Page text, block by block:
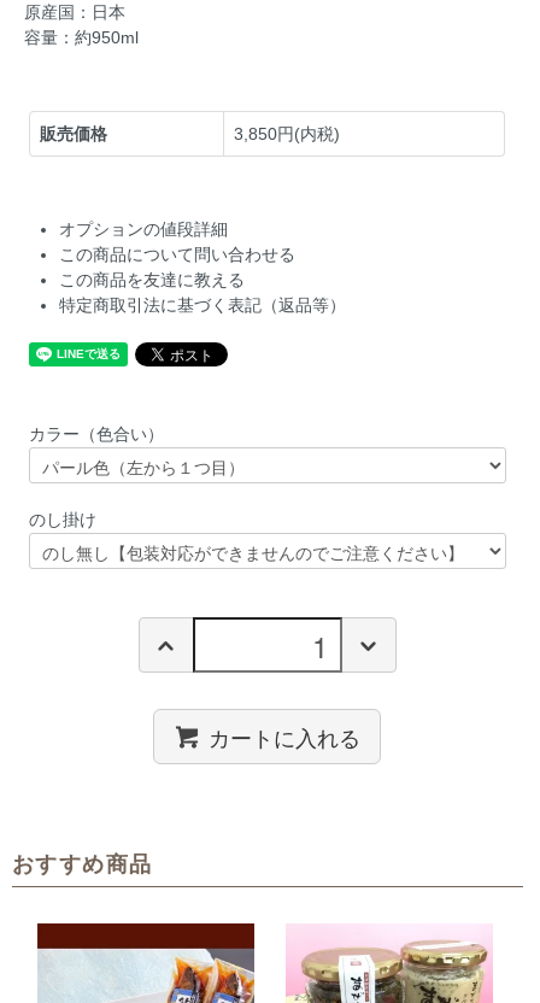
原産国：日本
容量：約950ml
販売価格 3,850円(内税)
オプションの値段詳細
この商品について問い合わせる
この商品を友達に教える
特定商取引法に基づく表記（返品等）
カラー（色合い）
のし掛け
カートに入れる
おすすめ商品